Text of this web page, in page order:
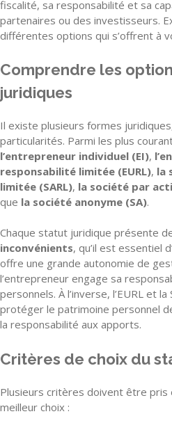
fiscalité, sa responsabilité et sa
partenaires ou des investisseurs.
différentes options qui s’offrent à
Comprendre les
juridiques
Il existe plusieurs formes
particularités. Parmi les plus
l’entrepreneur individuel (EI),
responsabilité limitée (EURL), la
limitée (SARL), la société par
que la société anonyme (SA).
Chaque statut juridique présente
inconvénients, qu’il est essentiel
offre une grande autonomie de
l’entrepreneur engage sa
personnels. À l’inverse, l’EURL et
protéger le patrimoine personnel
la responsabilité aux apports.
Critères de choix du
Plusieurs critères doivent être pris
meilleur choix :